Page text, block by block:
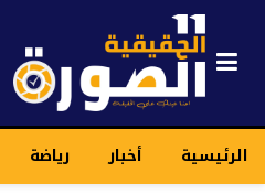
الرئيسية أخبار رياضة